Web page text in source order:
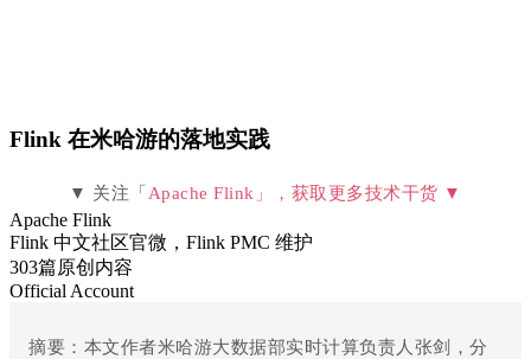
Flink 在米哈游的落地实践
▼ 关注「 Apache Flink 」，获取更多技术干货 ▼
Apache Flink
Flink 中文社区官微，Flink PMC 维护
303篇原创内容
Official Account
摘要 ： 本文作者米哈游大数据部实时计算负责人张剑，分